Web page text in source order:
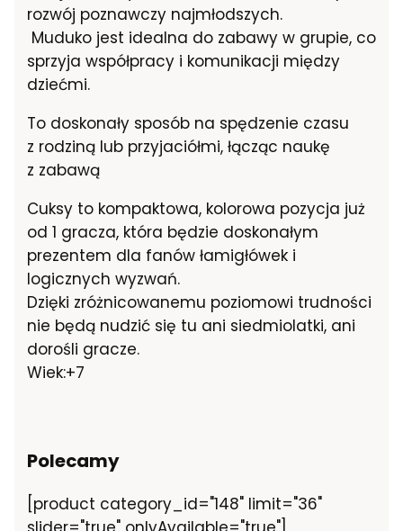
rozwój poznawczy najmłodszych.
Muduko jest idealna do zabawy w grupie, co
sprzyja współpracy i komunikacji między
dziećmi.
To doskonały sposób na spędzenie czasu
z rodziną lub przyjaciółmi, łącząc naukę
z zabawą
Cuksy to kompaktowa, kolorowa pozycja już
od 1 gracza, która będzie doskonałym
prezentem dla fanów łamigłówek i
logicznych wyzwań.
Dzięki zróżnicowanemu poziomowi trudności
nie będą nudzić się tu ani siedmiolatki, ani
dorośli gracze.
Wiek:+7
Polecamy
[product category_id="148" limit="36"